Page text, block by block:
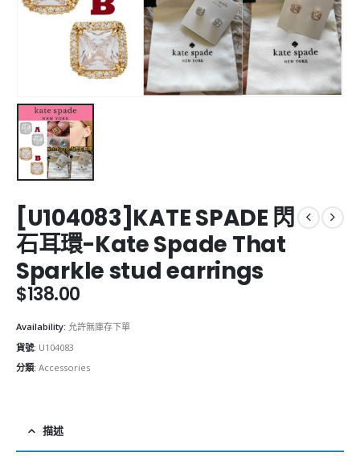
[U104083]KATE SPADE 閃
石耳環-Kate Spade That
Sparkle stud earrings
$138.00
Availability: 允許無庫存下單
貨號: U104083
分類: Accessories
描述